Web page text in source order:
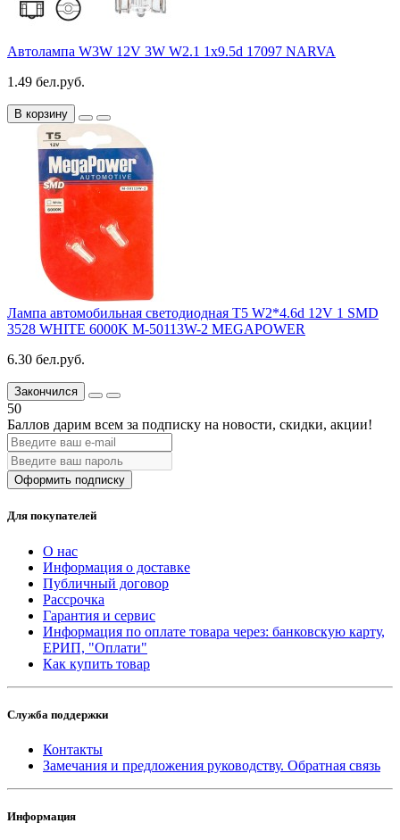
Автолампа W3W 12V 3W W2.1 1x9.5d 17097 NARVA
1.49 бел.руб.
В корзину
Лампа автомобильная светодиодная T5 W2*4.6d 12V 1 SMD
3528 WHITE 6000K M-50113W-2 MEGAPOWER
6.30 бел.руб.
Закончился
50
Баллов дарим всем за подписку на новости, скидки, акции!
Оформить подписку
Для покупателей
О нас
Информация о доставке
Публичный договор
Рассрочка
Гарантия и сервис
Информация по оплате товара через: банковскую карту,
ЕРИП, "Оплати"
Как купить товар
Служба поддержки
Контакты
Замечания и предложения руководству. Обратная связь
Информация